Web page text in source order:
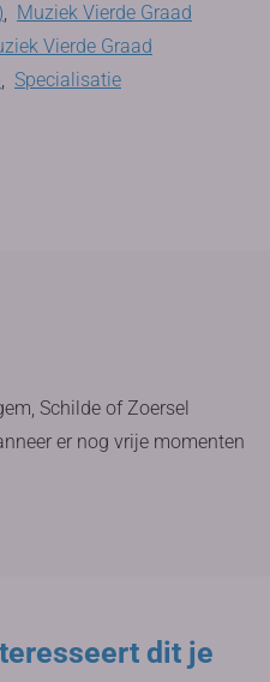
, Muziek Vierde Graad
Vierde Graad
, Specialisatie
Schilde of Zoersel
er nog vrije momenten
dit je